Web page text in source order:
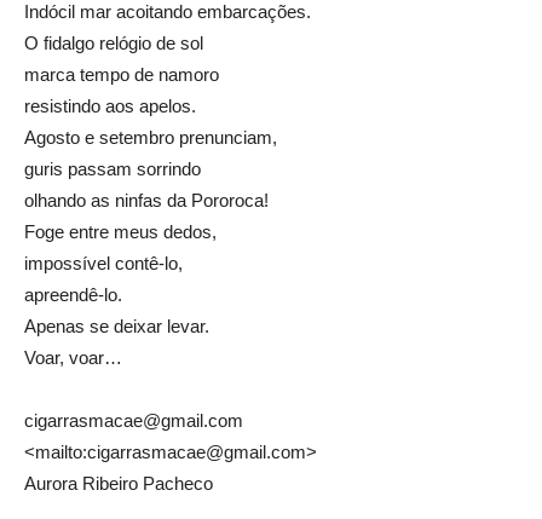
Indócil mar acoitando embarcações.
O fidalgo relógio de sol
marca tempo de namoro
resistindo aos apelos.
Agosto e setembro prenunciam,
guris passam sorrindo
olhando as ninfas da Pororoca!
Foge entre meus dedos,
impossível contê-lo,
apreendê-lo.
Apenas se deixar levar.
Voar, voar…
cigarrasmacae@gmail.com
<mailto:cigarrasmacae@gmail.com>
Aurora Ribeiro Pacheco